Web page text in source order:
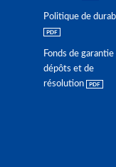
Politique de
Fonds de garantie
dépôts et de
résolution